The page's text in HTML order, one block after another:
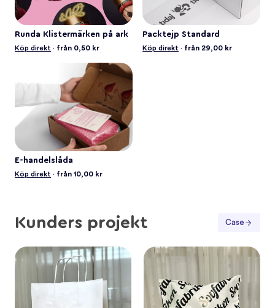
Runda Klistermärken på ark
Köp direkt · från 0,50 kr
Packtejp Standard
Köp direkt · från 29,00 kr
E-handelslåda
Köp direkt · från 10,00 kr
Kunders projekt Case